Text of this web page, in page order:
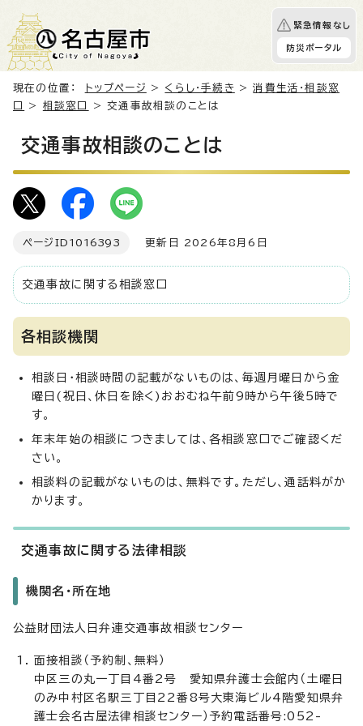
緊急情報なし
防災ポータル
現在の位置： トップページ > くらし・手続き >消費生活・相談窓
口
> 相談窓口 > 交通事故相談のことは
交通事故相談のことは
ページID 1016393 更新日 2026年8月6日
交通事故に関する相談窓口
各相談機関
相談日・相談時間の記載がないものは、毎週月曜日から金
曜日(祝日、休日を除く)おおむね午前9時から午後5時で
す。
年末年始の相談につきましては、各相談窓口でご確認くだ
さい。
相談料の記載がないものは、無料です。ただし、通話料がか
かります。
交通事故に関する法律相談
機関名・所在地
公益財団法人日弁連交通事故相談センター
面接相談（予約制、無料）
中区三の丸一丁目4番2号 愛知県弁護士会館内（土曜日
のみ中村区名駅三丁目22番8号大東海ビル4階愛知県弁
護士会名古屋法律相談センター）予約電話番号:052-